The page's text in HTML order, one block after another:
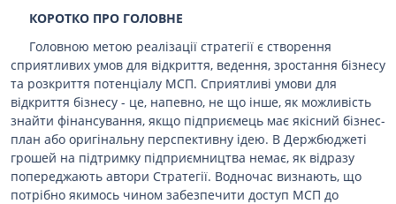
КОРОТКО ПРО ГОЛОВНЕ
Головною метою реалізації стратегії є створення
сприятливих умов для відкриття, ведення, зростання бізнесу
та розкриття потенціалу МСП. Сприятливі умови для
відкриття бізнесу - це, напевно, не що інше, як можливість
знайти фінансування, якщо підприємець має якісний бізнес-
план або оригінальну перспективну ідею. В Держбюджеті
грошей на підтримку підприємництва немає, як відразу
попереджають автори Стратегії. Водночас визнають, що
потрібно якимось чином забезпечити доступ МСП до